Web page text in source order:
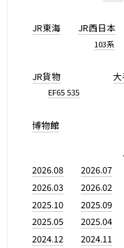
JR東海 JR西日本
103系
JR貨物
EF65 535
博物館
2026.08 2026.07
2026.03
2026.02
2025.10
2025.09
2025.05
2025.04
2024.12
2024.11